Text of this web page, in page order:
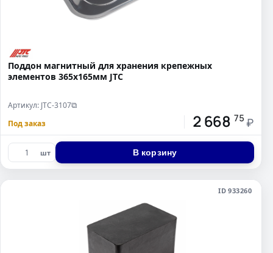
Поддон магнитный для хранения крепежных
элементов 365х165мм JTC
Артикул: JTC-3107⧉
Под заказ 2 668 75 ₽
шт В корзину
ID 933260